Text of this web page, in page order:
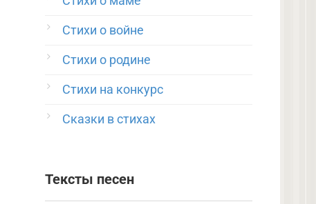
Стихи о войне
Стихи о родине
Стихи на конкурс
Сказки в стихах
Тексты песен